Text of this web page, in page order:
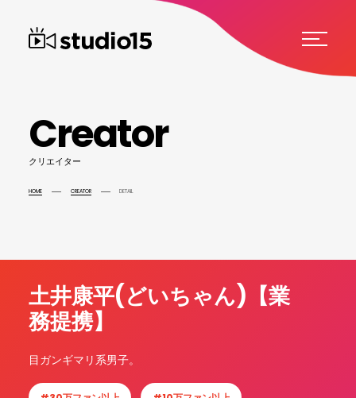
Creator
ク リ エイ タ ー
HOME CREATOR DETAIL
土井康平(どいちゃん)【業
務提携】
目ガンギマリ系男子。